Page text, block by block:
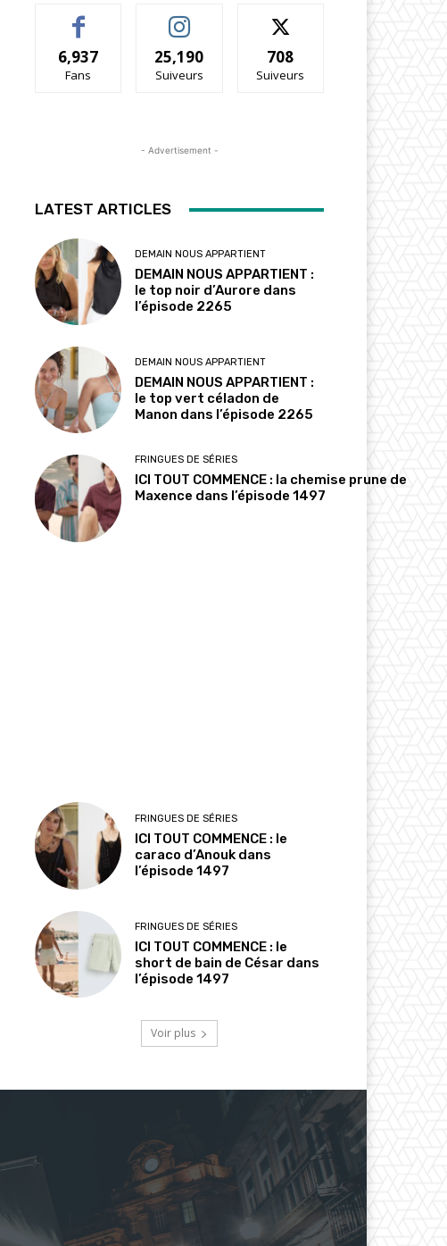
6,937
Fans
25,190
Suiveurs
708
Suiveurs
- Advertisement -
LATEST ARTICLES
DEMAIN NOUS APPARTIENT
DEMAIN NOUS APPARTIENT :
le top noir d’Aurore dans
l’épisode 2265
DEMAIN NOUS APPARTIENT
DEMAIN NOUS APPARTIENT :
le top vert céladon de
Manon dans l’épisode 2265
FRINGUES DE SÉRIES
ICI TOUT COMMENCE : la chemise prune de
Maxence dans l’épisode 1497
FRINGUES DE SÉRIES
ICI TOUT COMMENCE : le
caraco d’Anouk dans
l’épisode 1497
FRINGUES DE SÉRIES
ICI TOUT COMMENCE : le
short de bain de César dans
l’épisode 1497
Voir plus